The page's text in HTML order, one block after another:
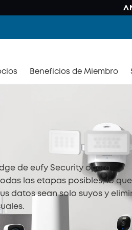
Beneficios de Miembro
de eufy Security opera
las etapas posibles, lo que
datos sean solo suyos y